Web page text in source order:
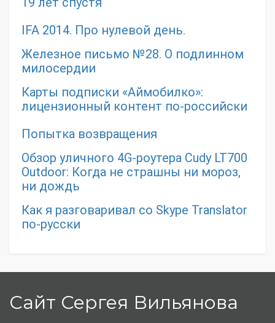
IFA 2014. Про нулевой день.
Железное письмо №28. О подлинном
милосердии
Карты подписки «Аймобилко»:
лицензионный контент по-российски
Попытка возвращения
Обзор уличного 4G-роутера Cudy LT700
Outdoor: Когда не страшны ни мороз,
ни дождь
Как я разговаривал со Skype Translator
по-русски
Сайт Сергея Вильянова